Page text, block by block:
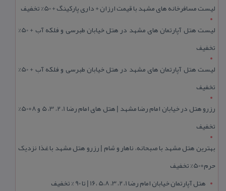
لیست مسافرخانه های مشهد با قیمت ارزان + داری پارکینگ + 50% تخفیف
لیست هتل آپارتمان های مشهد در هتل خیابان طبرسی و فلکه آب + 50%
تخفیف
لیست هتل آپارتمان های مشهد در هتل خیابان طبرسی و فلکه آب + 50%
تخفیف
رزرو هتل در خیابان امام رضا مشهد | هتل‌ های امام رضا 1، 2، 3، 5 و 8+50%
تخفیف
بهترین هتل مشهد با صبحانه، ناهار و شام | رزرو هتل مشهد با غذا نزدیک
حرم+50% تخفیف
هتل آپارتمان خیابان امام رضا 1، 2، 3، 5،8 ،16 | تا 90 % تخفیف